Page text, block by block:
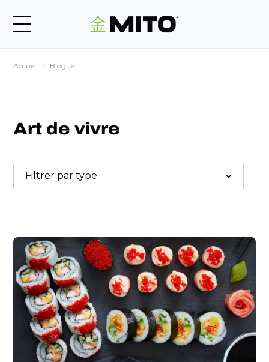
Accueil Blogue
Art de vivre
Filtrer par type
Art de la table
CONCOURS